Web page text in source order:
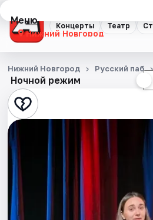
Концерты Театр
Меню
Нижний Новгород
Концерты
Театр
Стендап
Выставки
Экскурсии
Ночной режим
Нижний Новгород Русский паб